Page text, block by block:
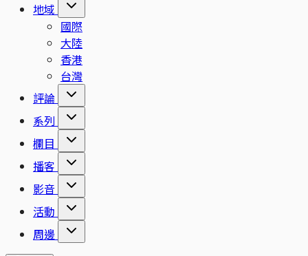
地域
國際
大陸
香港
台灣
評論
系列
欄目
播客
影音
活動
周邊